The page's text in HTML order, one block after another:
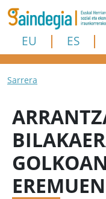
Skip to main content
EU ES
Breadcrumb
Sarrera